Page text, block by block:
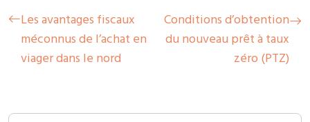
Les avantages fiscaux
méconnus de l’achat en
viager dans le nord
Conditions d’obtention
du nouveau prêt à taux
zéro (PTZ)